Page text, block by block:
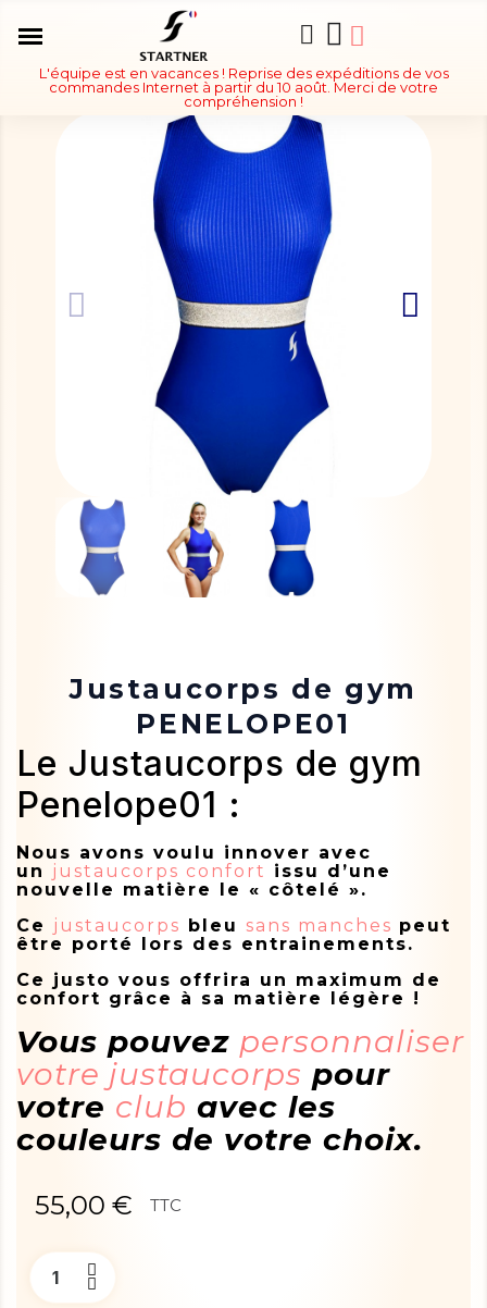
L'équipe est en vacances ! Reprise des expéditions de vos
commandes Internet à partir du 10 août. Merci de votre
compréhension !
Justaucorps de gym
PENELOPE01
Le Justaucorps de gym
Penelope01 :
Nous avons voulu innover avec
un
justaucorps confort issu d’une
nouvelle matière le « côtelé ».
Ce
justaucorps bleu sans manches peut
être porté lors des entrainements.
Ce justo vous offrira un maximum de
confort grâce à sa matière légère !
Vous pouvez personnaliser
votre justaucorps pour
votre club avec les
couleurs de votre choix.
55,00 € TTC